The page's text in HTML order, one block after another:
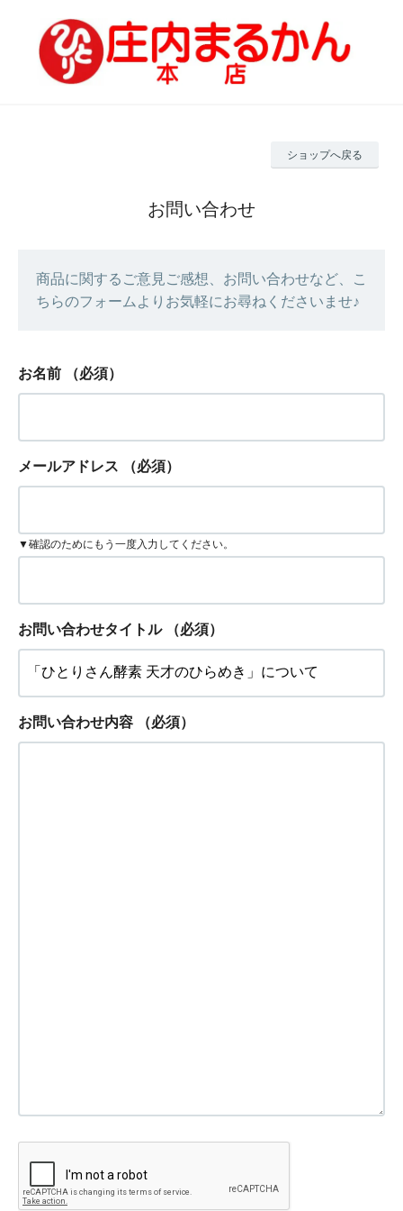
ショップへ戻る
お問い合わせ
商品に関するご意見ご感想、お問い合わせなど、こ
ちらのフォームよりお気軽にお尋ねくださいませ♪
お名前 （必須）
メールアドレス （必須）
▼確認のためにもう一度入力してください。
お問い合わせタイトル （必須）
お問い合わせ内容 （必須）